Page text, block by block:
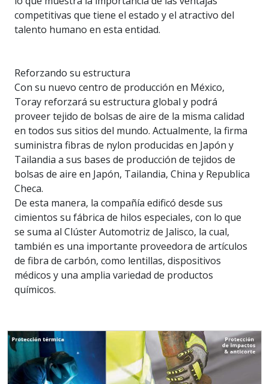
competitivas que tiene el estado y el atractivo del
talento humano en esta entidad.
Reforzando su estructura
Con su nuevo centro de producción en México,
Toray reforzará su estructura global y podrá
proveer tejido de bolsas de aire de la misma calidad
en todos sus sitios del mundo. Actualmente, la firma
suministra fibras de nylon producidas en Japón y
Tailandia a sus bases de producción de tejidos de
bolsas de aire en Japón, Tailandia, China y Republica
Checa.
De esta manera, la compañía edificó desde sus
cimientos su fábrica de hilos especiales, con lo que
se suma al Clúster Automotriz de Jalisco, la cual,
también es una importante proveedora de artículos
de fibra de carbón, como lentillas, dispositivos
médicos y una amplia variedad de productos
químicos.